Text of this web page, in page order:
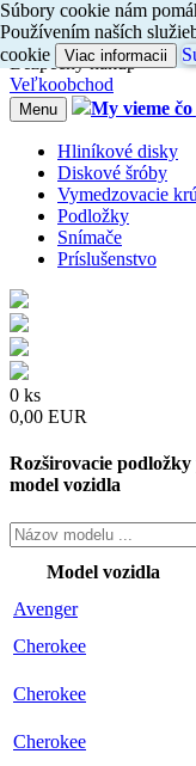
Dovoz do 24h
Radivámporadíme,
Bezpečný nákup
Veľkoobchod
Menu My vieme
Hliníkové disky
Diskové šróby
Vymedzovacie
Podložky
Snímače
Príslušenstvo
0 ks
0,00 EUR
Rozširovacie
model vozidla
Model vozidla
Avenger
Cherokee
Cherokee
Cherokee
Súbory cookie nám
Používením naších
cookie
Viac informacii